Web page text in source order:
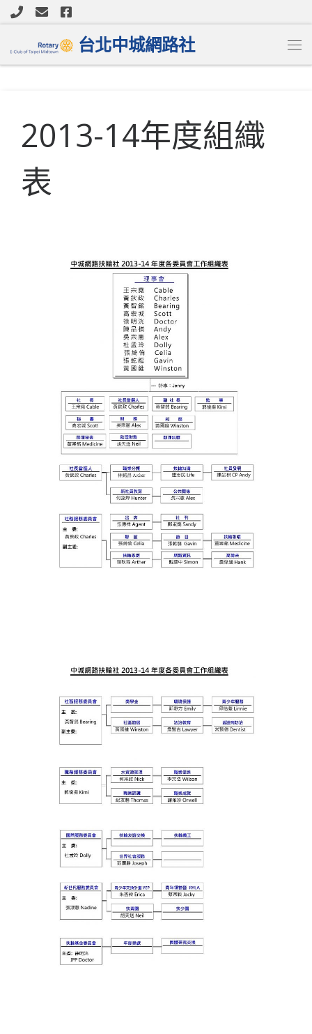
Skip to content
台北中城網路社
2013-14年度組織
表